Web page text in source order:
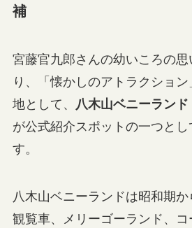
補
宮藤官九郎さんの幼いころの
り、「懐かしのアトラクショ
地として、
八木山ベニーランド
が公式紹介スポットの一つとし
す。
八木山ベニーランドは昭和期か
観覧車、メリーゴーランド、